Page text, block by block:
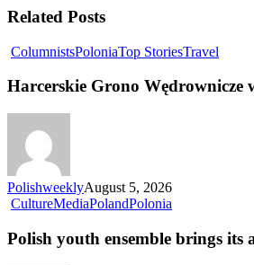
Related Posts
ColumnistsPoloniaTop StoriesTravel
Harcerskie Grono Wędrownicze
PolishweeklyAugust 5, 2026
CultureMediaPolandPolonia
Polish youth ensemble brings its